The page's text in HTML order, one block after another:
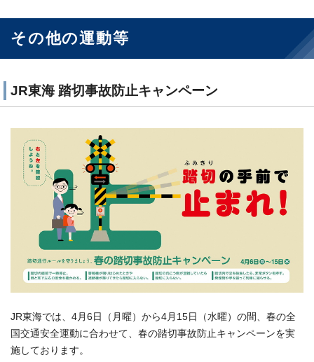
その他の運動等
JR東海 踏切事故防止キャンペーン
JR東海では、4月6日（月曜）から4月15日（水曜）の間、春の全
国交通安全運動に合わせて、春の踏切事故防止キャンペーンを実
施しております。